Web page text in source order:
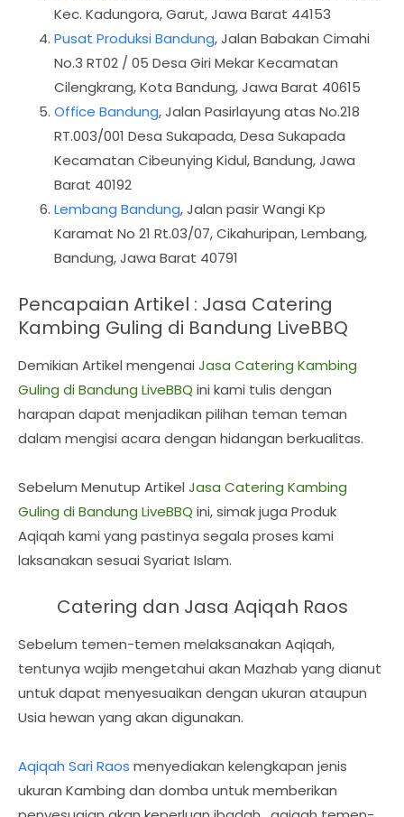
Kec. Kadungora, Garut, Jawa Barat 44153
Pusat Produksi Bandung, Jalan Babakan Cimahi
No.3 RT02 / 05 Desa Giri Mekar Kecamatan
Cilengkrang, Kota Bandung, Jawa Barat 40615
Office Bandung, Jalan Pasirlayung atas No.218
RT.003/001 Desa Sukapada, Desa Sukapada
Kecamatan Cibeunying Kidul, Bandung, Jawa
Barat 40192
Lembang Bandung, Jalan pasir Wangi Kp
Karamat No 21 Rt.03/07, Cikahuripan, Lembang,
Bandung, Jawa Barat 40791
Pencapaian Artikel : Jasa Catering
Kambing Guling di Bandung LiveBBQ
Demikian Artikel mengenai Jasa Catering Kambing
Guling di Bandung LiveBBQ ini kami tulis dengan
harapan dapat menjadikan pilihan teman teman
dalam mengisi acara dengan hidangan berkualitas.
Sebelum Menutup Artikel Jasa Catering Kambing
Guling di Bandung LiveBBQ ini, simak juga Produk
Aqiqah kami yang pastinya segala proses kami
laksanakan sesuai Syariat Islam.
Catering dan Jasa Aqiqah Raos
Sebelum temen-temen melaksanakan Aqiqah,
tentunya wajib mengetahui akan Mazhab yang dianut
untuk dapat menyesuaikan dengan ukuran ataupun
Usia hewan yang akan digunakan.
Aqiqah Sari Raos menyediakan kelengkapan jenis
ukuran Kambing dan domba untuk memberikan